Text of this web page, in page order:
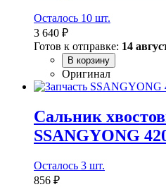
Осталось 10 шт.
3 640 ₽
Готов к отправке: 14
В корзину
Оригинал
Сальник
SSANGYONG
Осталось 3 шт.
856 ₽